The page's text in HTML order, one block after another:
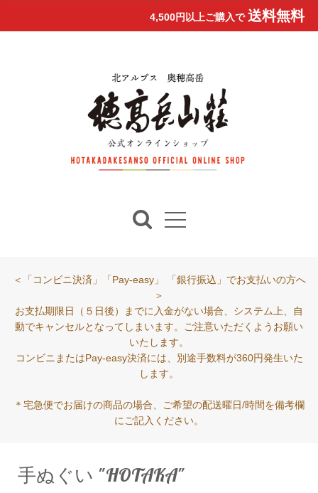
4,500円以上ご購入で 送料無料
＜「コンビニ決済」「Pay-easy」 「銀行振込」でお支払いの方へ
＞
お支払期限日（５日後）までに入金がない場合、システム上、自
動でキャンセルとなってしまいます。ご注意いただくようお願い
いたします。
コンビニまたはPay-easy決済には、別途手数料が360円発生いた
します。
＊宅急便でお届けの商品の場合、ご希望の配送曜日/時間を備考欄
にご記入ください。
手ぬぐい "HOTAKA"